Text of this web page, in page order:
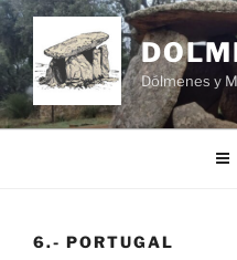
Saltar
al
contenido
Dólmenes y
6.- PORTUGAL